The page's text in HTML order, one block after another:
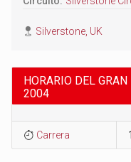
Silverstone, UK
HORARIO DEL
2004
Carrera